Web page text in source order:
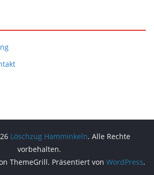
Löschzug Hamminkeln. Alle Rechte
vorbehalten.
ThemeGrill. Präsentiert von WordPress.